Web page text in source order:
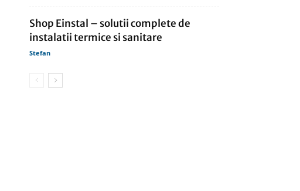
Shop Einstal – solutii complete de
instalatii termice si sanitare
Stefan